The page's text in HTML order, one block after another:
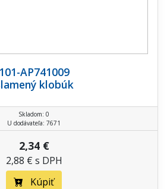
101-AP741009
klobúk
Skladom: 0
U dodávateľa: 7671
2,34 €
2,88 € s DPH
Kúpiť